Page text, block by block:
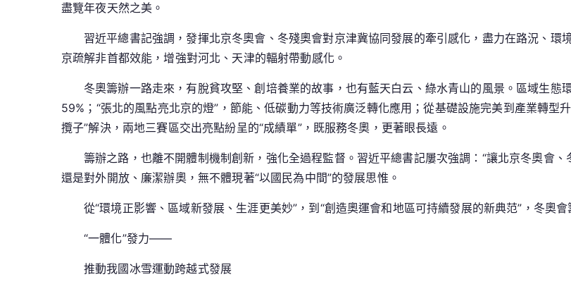
盡覽年夜天然之美。
習近平總書記強調，發揮北京冬奧會、冬殘奧會對京津冀協同發展的牽引感化，盡力在路況、
京疏解非首都效能，增強對河北、天津的輻射帶動感化。
冬奧籌辦一路走來，有脫貧攻堅、創培養業的故事，也有藍天白云、綠水青山的風景。區域生
59%；“張北的風點亮北京的燈”，節能、低碳動力等技術廣泛轉化應用；從基礎設施完美到產業轉
攬子”解決，兩地三賽區交出亮點紛呈的“成績單”，既服務冬奧，更著眼長遠。
籌辦之路，也離不開體制機制創新，強化全過程監督。習近平總書記屢次強調：“讓北京冬奧會
還是對外開放、廉潔辦奧，無不體現著“以國民為中間”的發展思惟。
從“環境正影響、區域新發展、生涯更美妙”，到“創造奧運會和地區可持續發展的新典范”，冬奧
“一體化”發力——
推動我國冰雪運動跨越式發展